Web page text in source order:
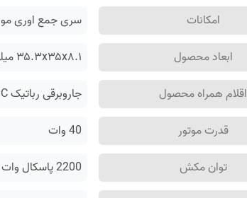
امکانات
سری جمع اوری مو
ابعاد محصول
۳۵.۳x۳۵x۸.۱ میلی‌متر
اقلام همراه محصول
جاروبرقی رباتیک Mop ۲C - داک شارژ - کابل برق - دفترچه راهنمای محصول - فیلتر -برس اصلی -پد طی -برس جانبی
قدرت موتور
40 وات
توان مکش
2200 پاسکال وات